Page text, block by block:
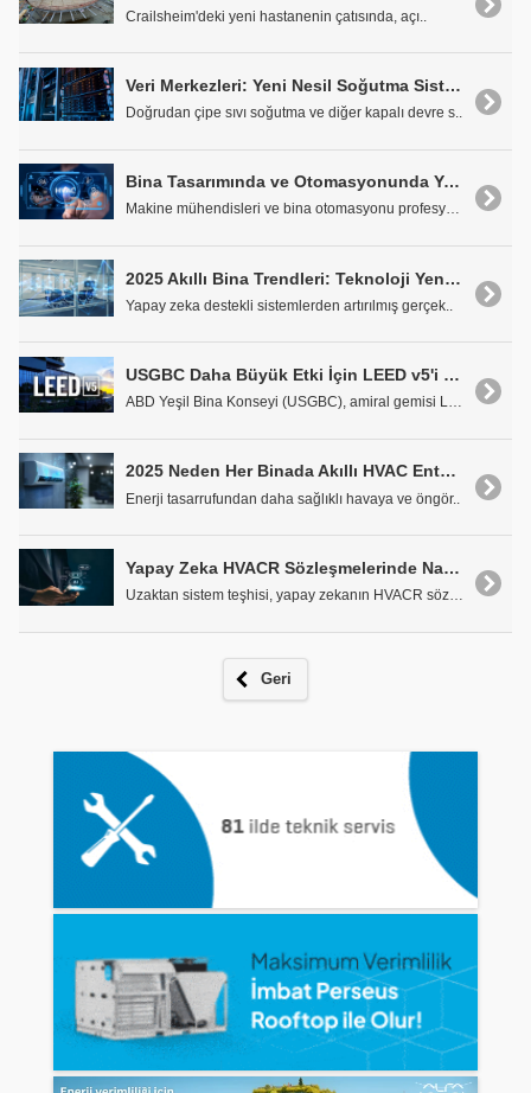
Crailsheim'deki yeni hastanenin çatısında, açı..
Veri Merkezleri: Yeni Nesil Soğutma Sistemlerinin Mühendisliği
Doğrudan çipe sıvı soğutma ve diğer kapalı devre s..
Bina Tasarımında ve Otomasyonunda Yapay Zeka: Reklam mı Gerçek mi?
Makine mühendisleri ve bina otomasyonu profesyonel..
2025 Akıllı Bina Trendleri: Teknoloji Yenilikleri Çalışma Alanlarının Geleceğini Nasıl Şekillendiriyor?
Yapay zeka destekli sistemlerden artırılmış gerçek..
USGBC Daha Büyük Etki İçin LEED v5'i Yayımladı
ABD Yeşil Bina Konseyi (USGBC), amiral gemisi LEED..
2025 Neden Her Binada Akıllı HVAC Entegrasyonu İçin Dönüm Noktasıdır?
Enerji tasarrufundan daha sağlıklı havaya ve öngör..
Yapay Zeka HVACR Sözleşmelerinde Nasıl Devrim Yaratıyor?
Uzaktan sistem teşhisi, yapay zekanın HVACR sözleş..
Geri